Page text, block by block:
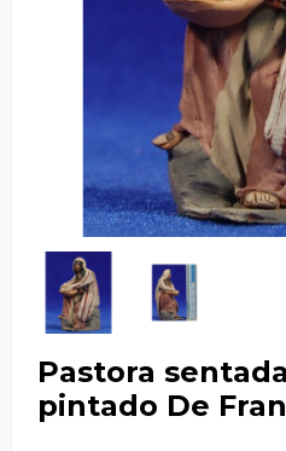
Pastora
pintado De